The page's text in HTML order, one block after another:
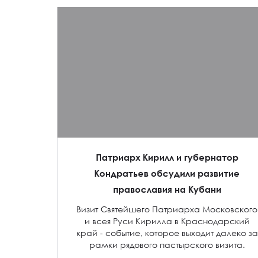
Патриарх Кирилл и губернатор
Кондратьев обсудили развитие
православия на Кубани
Визит Святейшего Патриарха Московского
и всея Руси Кирилла в Краснодарский
край - событие, которое выходит далеко за
рамки рядового пастырского визита.